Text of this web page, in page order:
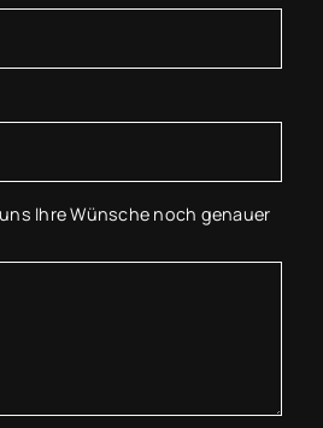
Ihre Wünsche noch genauer